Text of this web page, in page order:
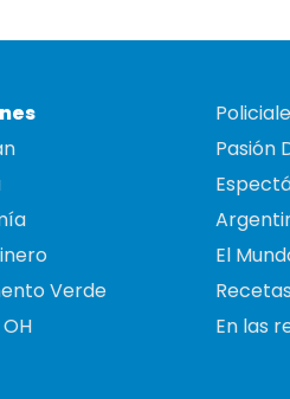
Verde
Pasión
El
En las